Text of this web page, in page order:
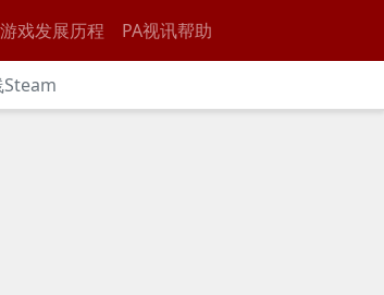
戏发展历程 PA视讯帮助